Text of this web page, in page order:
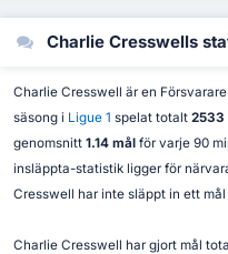
Charlie Cresswells
Charlie Cresswell är en
säsong i Ligue 1 spelat totalt 2533
genomsnitt 1.14 mål för varje 90
insläppta-statistik ligger för
Cresswell har inte släppt in ett mål
Charlie Cresswell har gjort mål